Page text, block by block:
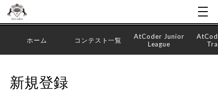
ホーム コンテスト一覧
AtCoder Junior
League
新規登録